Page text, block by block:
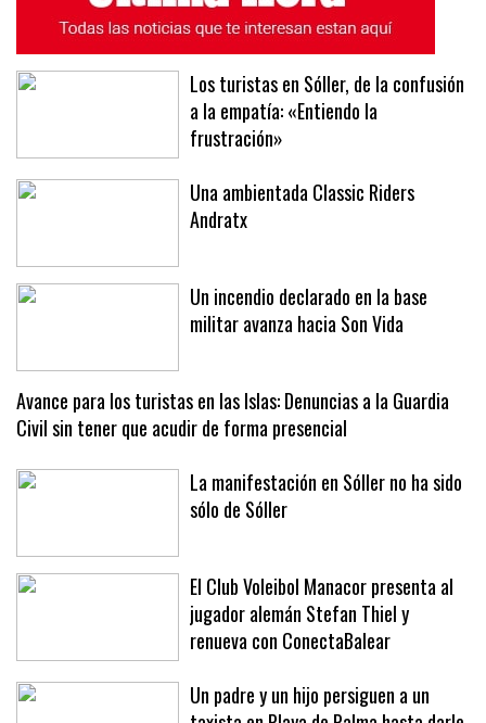
Los turistas en Sóller, de la confusión
a la empatía: «Entiendo la
frustración»
Una ambientada Classic Riders
Un incendio declarado en la base
Avance para los turistas en las Islas: Denuncias a la Guardia
Civil sin tener que acudir de forma presencial
La manifestación en Sóller no ha sido
El Club Voleibol Manacor presenta al
jugador alemán Stefan Thiel y
renueva con ConectaBalear